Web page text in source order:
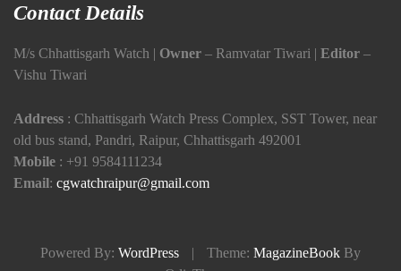
Contact Details
M/s Chhattisgarh Watch | Owner – Ramvatar Tiwari | Editor –
Vishu Tiwari
Address : Chhattisgarh Watch Press Complex, SST Tower, near
old bus stand, Pandri, Raipur, Chhattisgarh 492001
Mobile : +91 9584111234
Email: cgwatchraipur@gmail.com
Powered By: WordPress | Theme: MagazineBook By